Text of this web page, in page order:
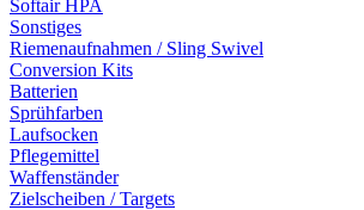
Softair HPA
Sonstiges
Riemenaufnahmen / Sling Swivel
Conversion Kits
Batterien
Sprühfarben
Laufsocken
Pflegemittel
Waffenständer
Zielscheiben / Targets